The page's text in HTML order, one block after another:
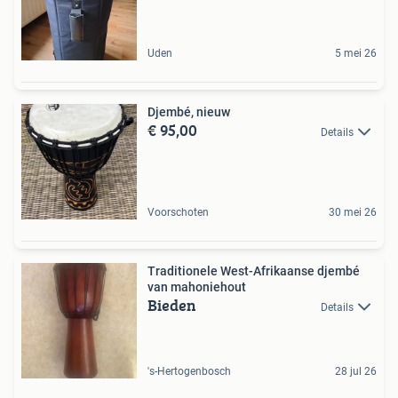
Uden 5 mei 26
Djembé, nieuw
€ 95,00 Details
Voorschoten 30 mei 26
Traditionele West-Afrikaanse djembé
van mahoniehout
Bieden Details
's-Hertogenbosch 28 jul 26